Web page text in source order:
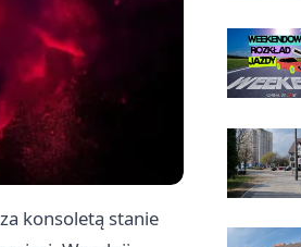
konsoletą stanie